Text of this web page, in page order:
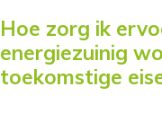
Hoe zorg ik
energiezuinig
toekomstige